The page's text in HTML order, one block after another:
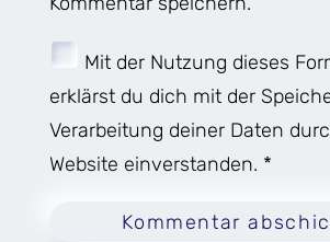
Mit der Nutzung dieses
erklärst du dich mit der
Verarbeitung deiner Daten
Website einverstanden. *
Kommentar